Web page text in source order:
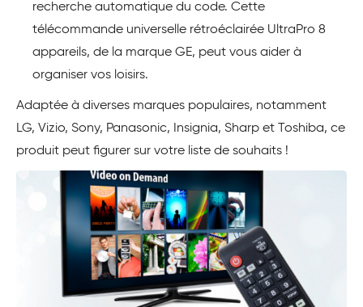
recherche automatique du code. Cette
télécommande universelle rétroéclairée UltraPro 8
appareils, de la marque GE, peut vous aider à
organiser vos loisirs.
Adaptée à diverses marques populaires, notamment
LG, Vizio, Sony, Panasonic, Insignia, Sharp et Toshiba, ce
produit peut figurer sur votre liste de souhaits !